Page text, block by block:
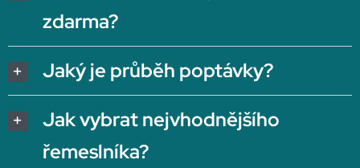
zdarma?
Jaký je průběh poptávky?
Jak vybrat nejvhodnějšího
řemeslníka?